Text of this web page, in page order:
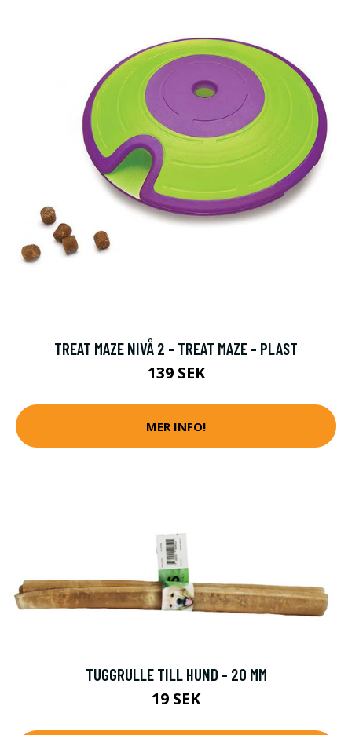
TREAT MAZE NIVÅ 2 - TREAT MAZE - PLAST
139 SEK
MER INFO!
TUGGRULLE TILL HUND - 20 MM
19 SEK